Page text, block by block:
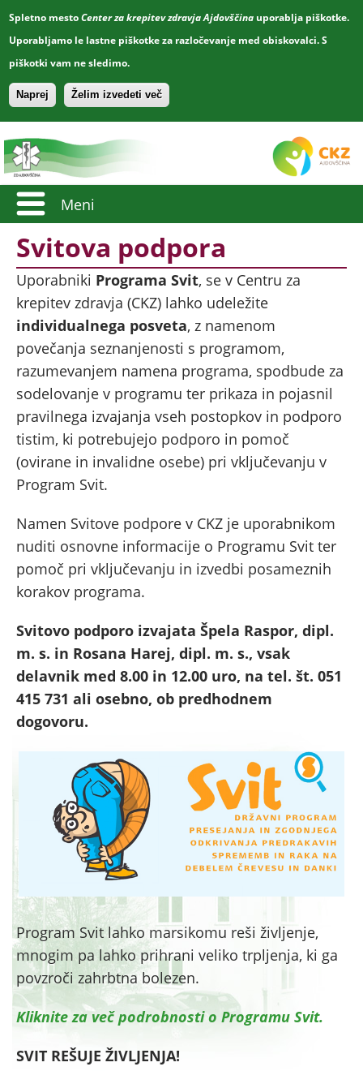
Spletno mestoCenter za krepitev zdravja Ajdovščina uporablja piškotke.
Uporabljamo le lastne piškotke za razločevanje med obiskovalci. S
piškotki vam ne sledimo.
Naprej Želim izvedeti več
Meni
Svitova podpora
Uporabniki Programa Svit, se v Centru za
krepitev zdravja (CKZ) lahko udeležite
individualnega posveta, z namenom
povečanja seznanjenosti s programom,
razumevanjem namena programa, spodbude za
sodelovanje v programu ter prikaza in pojasnil
pravilnega izvajanja vseh postopkov in podporo
tistim, ki potrebujejo podporo in pomoč
(ovirane in invalidne osebe) pri vključevanju v
Program Svit.
Namen Svitove podpore v CKZ je uporabnikom
nuditi osnovne informacije o Programu Svit ter
pomoč pri vključevanju in izvedbi posameznih
korakov programa.
Svitovo podporo izvajata Špela Raspor, dipl.
m. s. in Rosana Harej, dipl. m. s., vsak
delavnik med 8.00 in 12.00 uro, na tel. št. 051
415 731 ali osebno, ob predhodnem
dogovoru.
Program Svit lahko marsikomu reši življenje,
mnogim pa lahko prihrani veliko trpljenja, ki ga
povzroči zahrbtna bolezen.
Kliknite za več podrobnosti o Programu Svit.
SVIT REŠUJE ŽIVLJENJA!